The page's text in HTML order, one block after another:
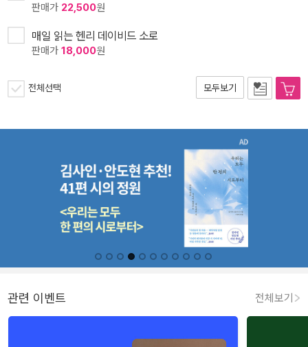
판매가 22,500원
매일 읽는 헨리 데이비드 소로
판매가 18,000원
전체선택 모두보기
관련 이벤트 전체보기